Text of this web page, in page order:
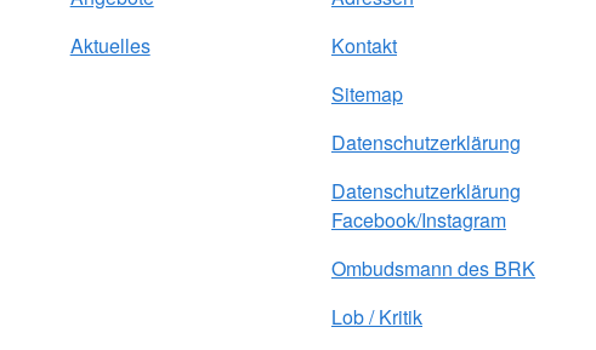
Aktuelles
Kontakt
Sitemap
Datenschutzerklärung
Datenschutzerklärung
Facebook/Instagram
Ombudsmann des BRK
Lob / Kritik